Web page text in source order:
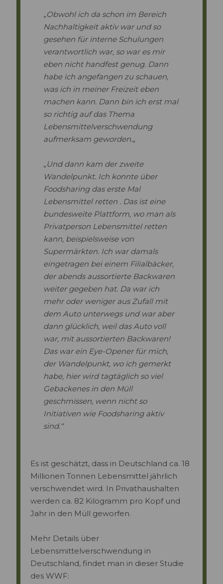
„Obwohl ich da schon im Bereich
Nachhaltigkeit aktiv war und so
gesehen für interne Schulungen
verantwortlich war, so war es mir
eben nicht handfest genug. Dann
habe ich angefangen zu schauen,
was ich in meiner Freizeit eben
machen kann. Dann bin ich erst mal
so richtig auf das Thema
Lebensmittelverschwendung
aufmerksam geworden.„
„Und dann kam der zweite
Wandelpunkt. Ich konnte über
Foodsharing das erste Mal
Lebensmittel retten . Das ist eine
bundesweite Plattform, wo man als
Privatperson Lebensmittel retten
kann, beispielsweise von
Supermärkten. Ich war damals
eingetragen bei einem Filialbäcker,
der abends aussortierte Backwaren
weiter gegeben hat. Da war ich
mehr oder weniger aus Zufall mit
dem Auto unterwegs und war aber
dann glücklich, weil das Auto voll
war, mit aussortierten Backwaren!
Das war ein Eye-Opener für mich,
der Wandelpunkt, wo ich gemerkt
habe, hier wird tagtäglich so viel
Gebackenes in den Müll
geschmissen, wenn nicht so
Initiativen wie Foodsharing aktiv
sind.“
Es ist geschätzt, dass in Deutschland ca. 18
Millionen Tonnen Lebensmittel jährlich
verschwendet wird. In Privathaushalten
werden ca. 82 Kilogramm pro Kopf und
Jahr in den Müll geworfen.
Mehr Details über
Lebensmittelverschwendung in
Deutschland, findet man in dieser Studie
des WWF: